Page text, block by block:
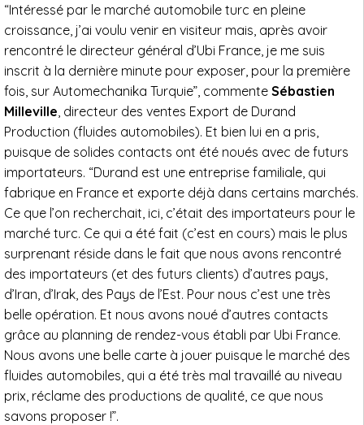
“Intéressé par le marché automobile turc en pleine
croissance, j’ai voulu venir en visiteur mais, après avoir
rencontré le directeur général d’Ubi France, je me suis
inscrit à la dernière minute pour exposer, pour la première
fois, sur Automechanika Turquie”, commente Sébastien
Milleville , directeur des ventes Export de Durand
Production (fluides automobiles). Et bien lui en a pris,
puisque de solides contacts ont été noués avec de futurs
importateurs. “Durand est une entreprise familiale, qui
fabrique en France et exporte déjà dans certains marchés.
Ce que l’on recherchait, ici, c’était des importateurs pour le
marché turc. Ce qui a été fait (c’est en cours) mais le plus
surprenant réside dans le fait que nous avons rencontré
des importateurs (et des futurs clients) d’autres pays,
d’Iran, d’Irak, des Pays de l’Est. Pour nous c’est une très
belle opération. Et nous avons noué d’autres contacts
grâce au planning de rendez-vous établi par Ubi France.
Nous avons une belle carte à jouer puisque le marché des
fluides automobiles, qui a été très mal travaillé au niveau
prix, réclame des productions de qualité, ce que nous
savons proposer !”.